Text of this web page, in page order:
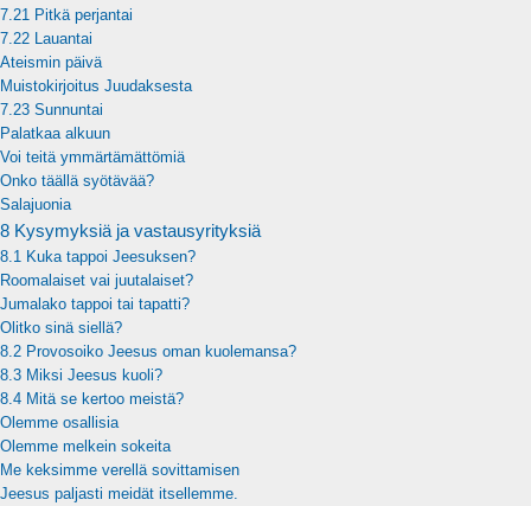
7.21 Pitkä perjantai
7.22 Lauantai
Ateismin päivä
Muistokirjoitus Juudaksesta
7.23 Sunnuntai
Palatkaa alkuun
Voi teitä ymmärtämättömiä
Onko täällä syötävää?
Salajuonia
8 Kysymyksiä ja vastausyrityksiä
8.1 Kuka tappoi Jeesuksen?
Roomalaiset vai juutalaiset?
Jumalako tappoi tai tapatti?
Olitko sinä siellä?
8.2 Provosoiko Jeesus oman kuolemansa?
8.3 Miksi Jeesus kuoli?
8.4 Mitä se kertoo meistä?
Olemme osallisia
Olemme melkein sokeita
Me keksimme verellä sovittamisen
Jeesus paljasti meidät itsellemme.